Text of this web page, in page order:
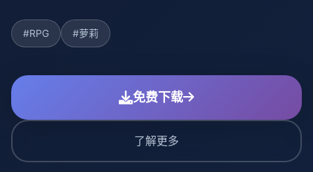
#RPG #萝莉
免费下载
了解更多